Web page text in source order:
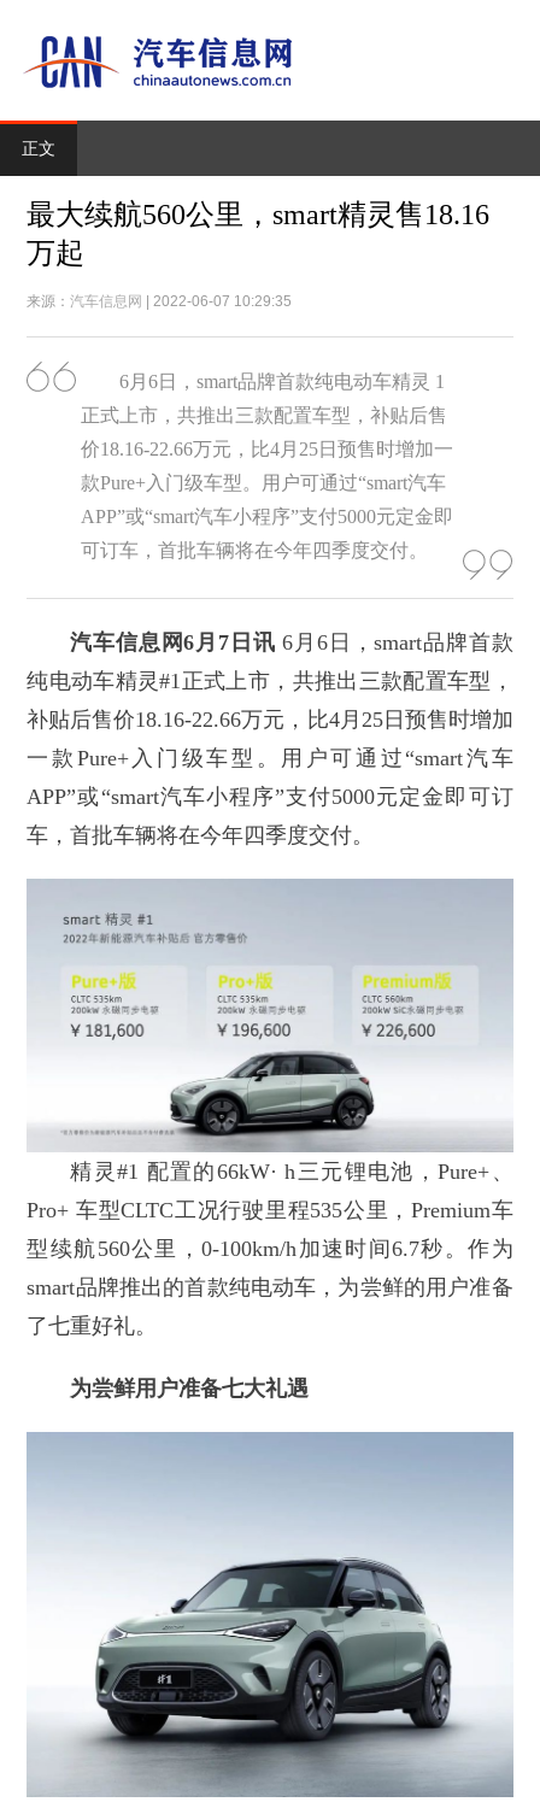
正文
最大续航560公里，smart精灵售18.16
万起
来源：汽车信息网 | 2022-06-07 10:29:35
6月6日，smart品牌首款纯电动车精灵 1
正式上市，共推出三款配置车型，补贴后售
价18.16-22.66万元，比4月25日预售时增加一
款Pure+入门级车型。用户可通过“smart汽车
APP”或“smart汽车小程序”支付5000元定金即
可订车，首批车辆将在今年四季度交付。
汽车信息网6月7日讯 6月6日，smart品牌首款
纯电动车精灵#1正式上市，共推出三款配置车型，
补贴后售价18.16-22.66万元，比4月25日预售时增加
一款Pure+入门级车型。用户可通过“smart汽车
APP”或“smart汽车小程序”支付5000元定金即可订
车，首批车辆将在今年四季度交付。
精灵#1 配置的66kW· h三元锂电池，Pure+、
Pro+ 车型CLTC工况行驶里程535公里，Premium车
型续航560公里，0-100km/h加速时间6.7秒。作为
smart品牌推出的首款纯电动车，为尝鲜的用户准备
了七重好礼。
为尝鲜用户准备七大礼遇